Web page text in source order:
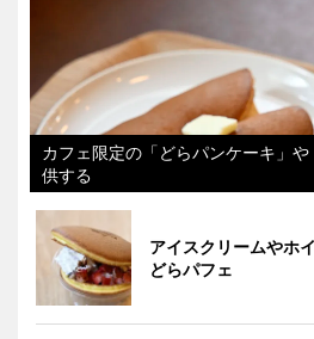
カフェ限定の「どらパンケーキ」
供する
アイスクリームやホ
どらパフェ